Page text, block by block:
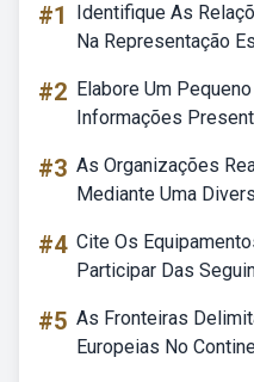
#1
Identifique As
Na Representação
#2 Elabore Um
Informações
#3 As Organizações
Mediante Uma
#4 Cite Os
Participar Das
#5 As Fronteiras
Europeias No